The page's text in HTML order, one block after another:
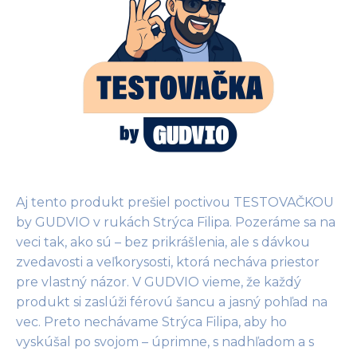
Aj tento produkt prešiel poctivou TESTOVAČKOU
by GUDVIO v rukách Strýca Filipa. Pozeráme sa na
veci tak, ako sú – bez prikrášlenia, ale s dávkou
zvedavosti a veľkorysosti, ktorá necháva priestor
pre vlastný názor. V GUDVIO vieme, že každý
produkt si zaslúži férovú šancu a jasný pohľad na
vec. Preto nechávame Strýca Filipa, aby ho
vyskúšal po svojom – úprimne, s nadhľadom a s